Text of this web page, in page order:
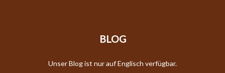
BLOG
Unser Blog ist nur auf Englisch verfügbar.